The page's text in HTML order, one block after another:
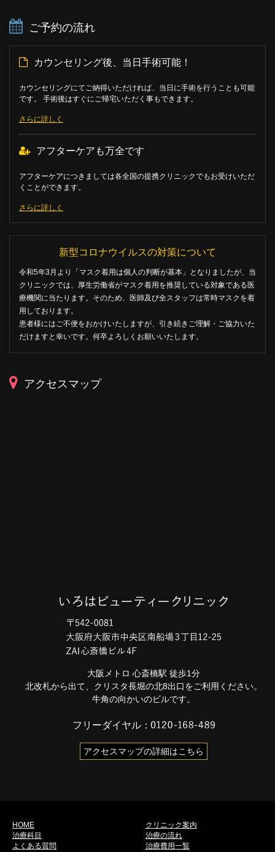
ご予約の流れ
カウンセリング後、当日手術可能！
カウンセリングにてご納得いただければ、当日に手術を行うことも可能
です。 手術後はすぐにご帰宅いただく事もできます。
さらに詳しく
アフターケアも万全です
アフターケアにつきましては各全国の提携クリニックでもお受けいただ
くことができます。
さらに詳しく
新型コロナウイルスの対策について
令和5年3月より「マスク着用は個人の判断が基本」となりましたが、当
クリニックでは、厚生労働省がマスク着用を推奨している対象である医
療機関に当たります。そのため、医師及び全スタッフは常時マスクを着
用しております。
患者様にはご不便をおかけいたしますが、引き続きご理解・ご協力いた
だけますと幸いです。何卒よろしくお願いいたします。
アクセスマップ
大阪メトロ 心斎橋駅 徒歩1分
北改札から出て、クリスタ長堀の北8出口をご利用ください。
牛角の向かいのビルです。
フリーダイヤル：
アクセスマップの詳細はこちら
HOME
クリニック案内
治療科目
治療の流れ
よくある質問
治療費用一覧